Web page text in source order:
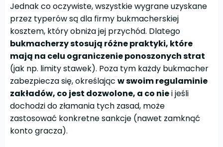
Jednak co oczywiste, wszystkie wygrane uzyskane
przez typerów są dla firmy bukmacherskiej
kosztem, który obniża jej przychód. Dlatego
bukmacherzy stosują różne praktyki, które
mają na celu ograniczenie ponoszonych strat
(jak np. limity stawek). Poza tym każdy bukmacher
zabezpiecza się, określając w swoim regulaminie
zakładów, co jest dozwolone, a co niei jeśli
dochodzi do złamania tych zasad, może
zastosować konkretne sankcje (nawet zamknąć
konto gracza).